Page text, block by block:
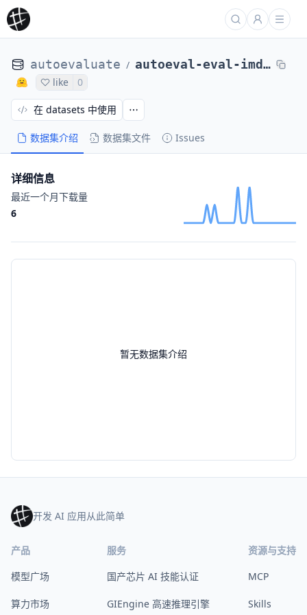
autoevaluate / autoeval-eval-imdb-plain_text-046839-93153145768
like 0
数据集介绍 数据集文件 Issues
在 datasets 中使用
暂无数据集介绍
详细信息
最近一个月下载量
6
开发 AI 应用从此简单
产品
模型广场
算力市场
服务
国产芯片 AI 技能认证
GIEngine 高速推理引擎
资源与支持
MCP
Skills